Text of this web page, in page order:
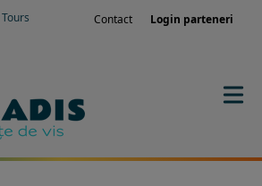
Contact Login parteneri